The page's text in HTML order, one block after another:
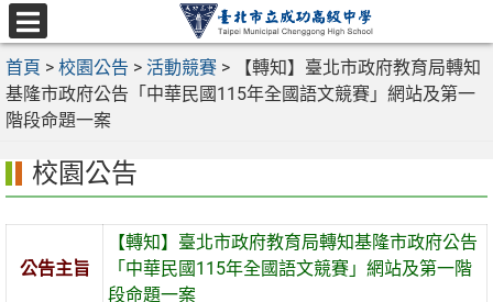
跳
至
主
要
內
選
單
首頁 > 校園公告 > 活動競賽 >
【轉知】臺北市政府教育局轉知
基隆市政府公告「中華民國115年全國語文競賽」網站及第一
階段命題一案
校園公告
公告主旨
【轉知】臺北市政府教育局轉知基隆市政府公告
「中華民國115年全國語文競賽」網站及第一階
段命題一案